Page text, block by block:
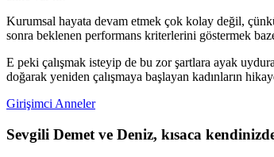
Kurumsal hayata devam etmek çok kolay değil,
sonra beklenen performans kriterlerini göstermek
E peki çalışmak isteyip de bu zor şartlara ayak
doğarak yeniden çalışmaya başlayan kadınların
Girişimci Anneler
Sevgili Demet ve Deniz, kısaca